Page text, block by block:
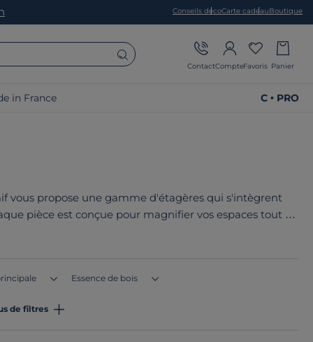
Conseils décoCarte cadeauBoutique
ContactCompteFavoris Panier
in France C • PRO
vous propose une gamme d'étagères qui s'intègrent
pièce est conçue pour magnifier vos espaces tout en
Essence de bois
de filtres